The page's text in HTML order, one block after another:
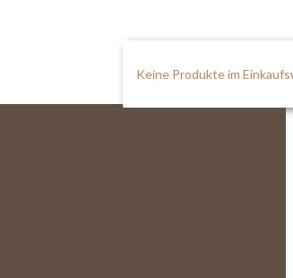
Keine Produkte im